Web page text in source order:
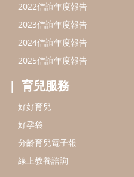
2022信誼年度報告
2023信誼年度報告
2024信誼年度報告
2025信誼年度報告
育兒服務
好好育兒
好孕袋
分齡育兒電子報
線上教養諮詢